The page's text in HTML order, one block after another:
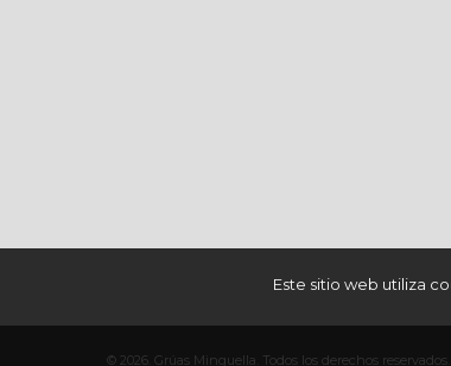
© 2026. Grúas Minguella. Todos los derechos reservados.
Este sitio web utiliza